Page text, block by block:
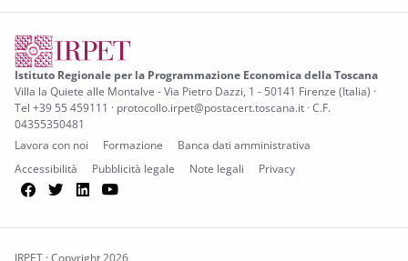
Istituto Regionale per la Programmazione Economica della Toscana
Villa la Quiete alle Montalve - Via Pietro Dazzi, 1 - 50141 Firenze (Italia) ·
Tel +39 55 459111 · protocollo.irpet@postacert.toscana.it · C.F.
04355350481
Lavora con noi
Formazione
Banca dati amministrativa
Accessibilità
Pubblicità legale Note legali Privacy
Facebook
TwitterLinkedIn
IRPET · Copyright 2026